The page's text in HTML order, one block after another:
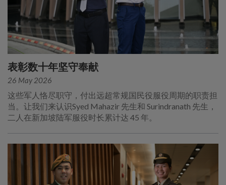
表彰数十年坚守奉献
26 May 2026
这些军人恪尽职守，付出远超常规国民役服役周期的职责担
当。让我们来认识Syed Mahazir 先生和 Surindranath 先生，
二人在新加坡陆军服役时长累计达 45 年。